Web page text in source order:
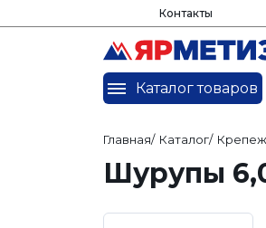
Контакты
Каталог товаров
Главная/ Каталог/ Крепеж
Шурупы